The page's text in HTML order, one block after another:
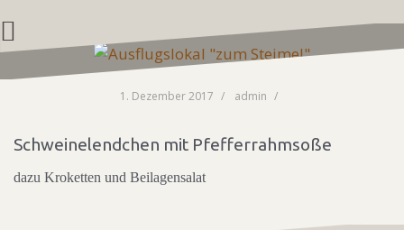
springen
1. Dezember 2017 admin
Schweinelendchen mit Pfefferrahmsoße
dazu Kroketten und Beilagensalat